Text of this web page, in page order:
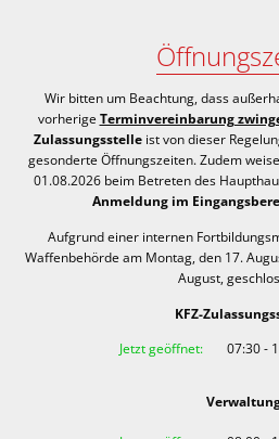
Wir bitten um Beachtung, dass
vorherige Terminvereinbarung
Zulassungsstelle ist von dieser
gesonderte Öffnungszeiten. Zudem
01.08.2026 beim Betreten des
Anmeldung im
Aufgrund einer internen
Waffenbehörde am Montag, den 17.
August,
KFZ-
Klicken, um weitere
Jetzt geöffnet: 07:30-